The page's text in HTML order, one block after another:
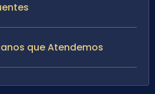
que Atendemos